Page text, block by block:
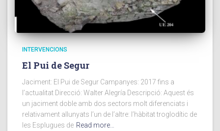
INTERVENCIONS
El Pui de Segur
Jaciment: El Pui de Segur Campanyes: 2017 fins a
l’actualitat Direcció: Walter Alegría Descripció: Aquest és
un jaciment doble amb dos sectors molt diferenciats i
relativament allunyats l’un de l’altre: l’hàbitat troglodític de
les Esplugues de Read more…